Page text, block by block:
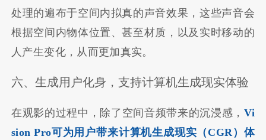
处理的遍布于空间内拟真的声音效果，这些声音会
根据空间内物体位置、甚至材质，以及实时移动的
人产生变化，从而更加真实。
六、生成用户化身，支持计算机生成现实体验
在观影的过程中，除了空间音频带来的沉浸感，Vi
sion Pro可为用户带来计算机生成现实（CGR）体